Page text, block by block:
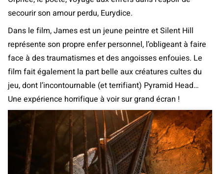
secourir son amour perdu, Eurydice.
Dans le film, James est un jeune peintre et Silent Hill
représente son propre enfer personnel, l’obligeant à faire
face à des traumatismes et des angoisses enfouies. Le
film fait également la part belle aux créatures cultes du
jeu, dont l’incontournable (et terrifiant) Pyramid Head…
Une expérience horrifique à voir sur grand écran !